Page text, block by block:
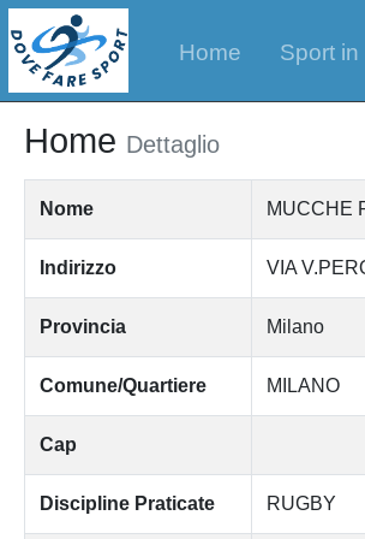
Home Sport in
Home Dettaglio
Nome MUCCHE
Indirizzo VIA
Provincia Milano
Comune/Quartiere MILANO
Cap
Discipline Praticate RUGBY